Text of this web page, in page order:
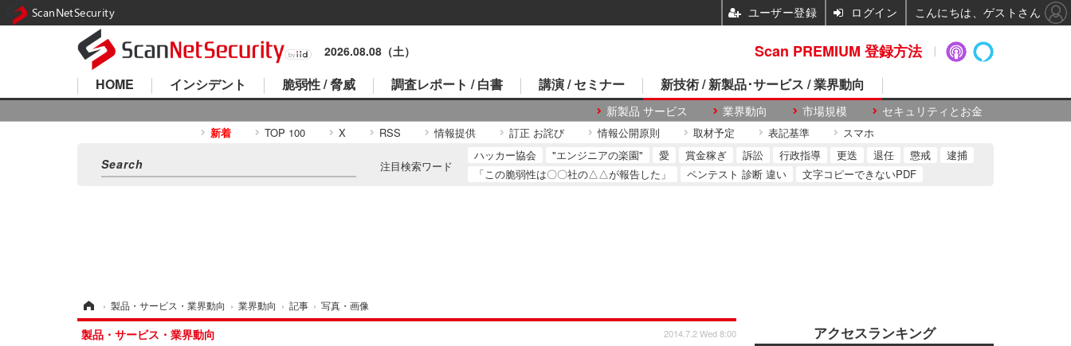
2026.08.08（土）
HOME インシデント 脆弱性 / 脅威 調査レポート / 白書 講演 / セミナー 新技術 / 新製品･サービス / 業界動向
新製品 サービス 業界動向 市場規模 セキュリティとお金
新着 TOP 100 X RSS 情報提供 訂正 お詫び 情報公開原則 取材予定 表記基準 スマホ
注目検索ワード
ハッカー協会 "エンジニアの楽園" 愛 賞金稼ぎ 訴訟 行政指導 更迭 退任 懲戒
逮捕
「この脆弱性は〇〇社の△△が報告した」
ペンテスト 診断 違い 文字コピーできないPDF
› 製品・サービス・業界動向 › 業界動向 › 記事 › 写真・画像
製品・サービス・業界動向 2014.7.2 Wed 8:00 アクセスランキング
Scan PREMIUM 登録方法
ScanNetSecurity ユーザー登録 ログイン こんにちは、ゲストさん